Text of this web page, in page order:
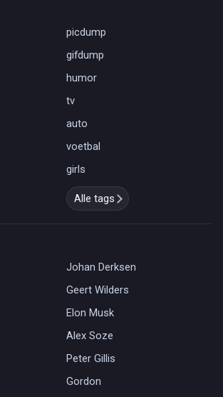
picdump
gifdump
humor
tv
auto
voetbal
girls
Alle tags
Johan Derksen
Geert Wilders
Elon Musk
Alex Soze
Peter Gillis
Gordon